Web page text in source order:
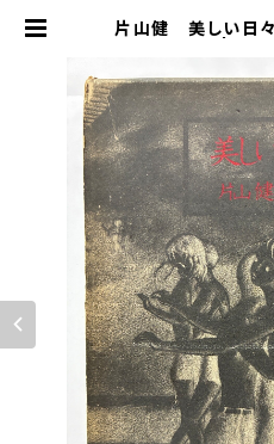
片山健 美しい